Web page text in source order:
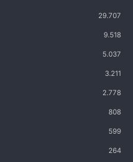
29.707
9.518
5.037
3.211
2.778
808
599
264